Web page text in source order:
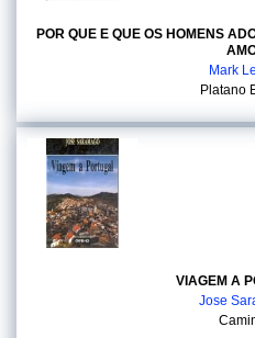
POR QUE E QUE OS HOMENS
Mark
Platano
VIAGEM A
Jose